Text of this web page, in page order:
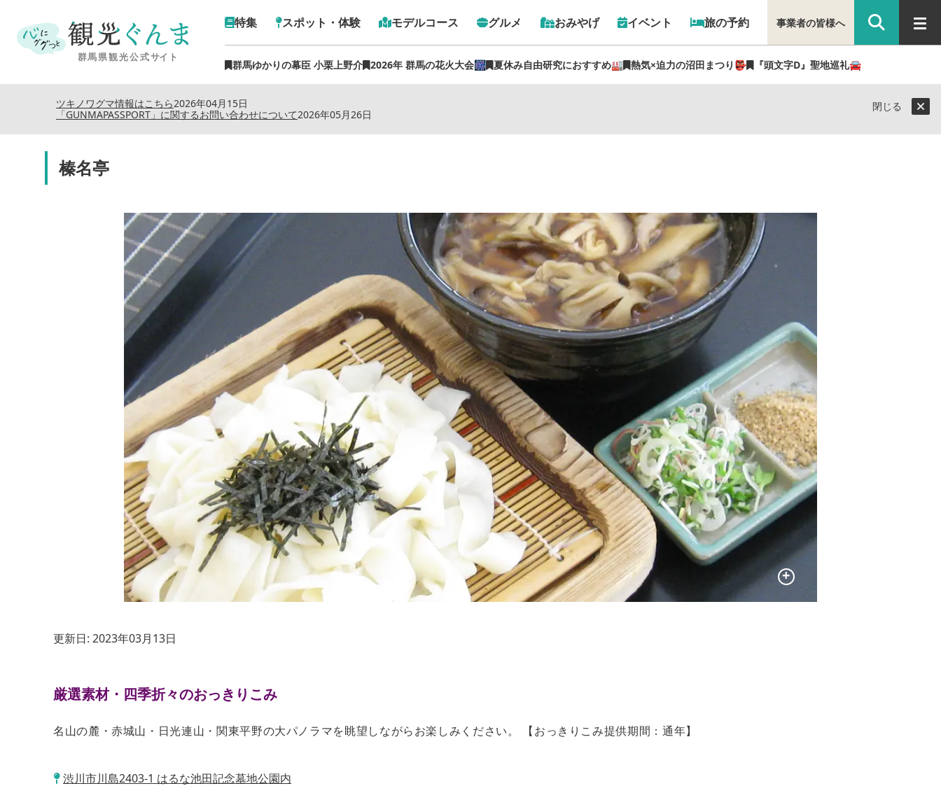
特集 スポット・体験 モデルコース グルメ おみやげ イベント 旅の予約
群馬ゆかりの幕臣 小栗上野介 2026年 群馬の花火大会🎆 夏休み自由研究におすすめ🏭 熱気×迫力の沼田まつり👺 『頭文字D』聖地巡礼🚘
事業者の皆様へ
2026年04月15日
ツキノワグマ情報はこちら
2026年05月26日
「GUNMAPASSPORT」に関するお問い合わせについて
閉じる
榛名亭
更新日: 2023年03月13日
厳選素材・四季折々のおっきりこみ
名山の麓・赤城山・日光連山・関東平野の大パノラマを眺望しながらお楽しみください。 【おっきりこみ提供期間：通年】
渋川市川島2403-1 はるな池田記念墓地公園内